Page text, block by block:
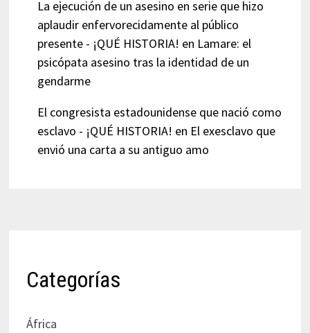
La ejecución de un asesino en serie que hizo
aplaudir enfervorecidamente al público
presente - ¡QUÉ HISTORIA! en Lamare: el
psicópata asesino tras la identidad de un
gendarme
El congresista estadounidense que nació como
esclavo - ¡QUÉ HISTORIA! en El exesclavo que
envió una carta a su antiguo amo
Categorías
África